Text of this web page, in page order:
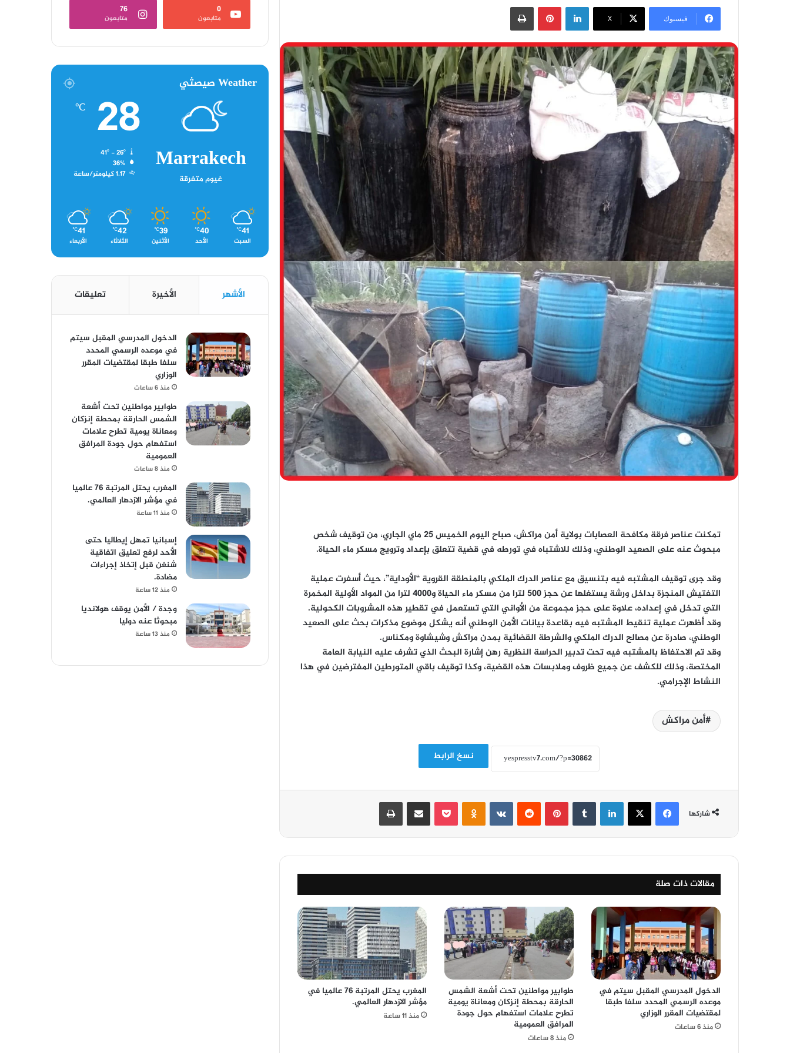
فيسبوك ‫X
لينكدإن بينتيريست
تمكنت عناصر فرقة مكافحة العصابات بولاية أمن مراكش، صباح اليوم الخميس 25 ماي الجاري، من توقيف شخص
مبحوث عنه على الصعيد الوطني، وذلك للاشتباه في تورطه في قضية تتعلق بإعداد وترويج مسكر ماء الحياة.
وقد جرى توقيف المشتبه فيه بتنسيق مع عناصر الدرك الملكي بالمنطقة القروية “الأوداية”، حيث أسفرت عملية
التفتيش المنجزة بداخل ورشة يستغلها عن حجز 500 لترا من مسكر ماء الحياة و4000 لترا من المواد الأولية المخمرة
التي تدخل في إعداده، علاوة على حجز مجموعة من الأواني التي تستعمل في تقطير هذه المشروبات الكحولية.
وقد أظهرت عملية تنقيط المشتبه فيه بقاعدة بيانات الأمن الوطني أنه يشكل موضوع مذكرات بحث على الصعيد
الوطني، صادرة عن مصالح الدرك الملكي والشرطة القضائية بمدن مراكش وشيشاوة ومكناس.
وقد تم الاحتفاظ بالمشتبه فيه تحت تدبير الحراسة النظرية رهن إشارة البحث الذي تشرف عليه النيابة العامة
المختصة، وذلك للكشف عن جميع ظروف وملابسات هذه القضية، وكذا توقيف باقي المتورطين المفترضين في هذا
النشاط الإجرامي.
أمن مراكش
نسخ الرابط
شاركها
فيسبوك ‫X لينكدإن بينتيريست مشاركة عبر البريد
مقالات ذات صلة
الدخول المدرسي المقبل سیتم في
موعده الرسمي المحدد سلفا طبقا
لمقتضیات المقرر الوزاري
منذ 6 ساعات
طوابير مواطنين تحت أشعة الشمس
الحارقة بمحطة إنزكان ومعاناة يومية
تطرح علامات استفهام حول جودة
المرافق العمومية
منذ 8 ساعات
المغرب يحتل المرتبة 76 عالميا في
مؤشر الازدهار العالمي.
منذ 11 ساعة
0
متابعون
76
متابعون
Weather صيصثي
Marrakech
غيوم متفرقة
28
℃
41º - 26º
36%
1.17 كيلومتر/ساعة
41
℃
السبت
40
℃
الأحد
39
℃
الأثنين
42
℃
الثلاثاء
41
℃
الأربعاء
الأشهر الأخيرة تعليقات
الدخول المدرسي المقبل سیتم
في موعده الرسمي المحدد
سلفا طبقا لمقتضیات المقرر
الوزاري
منذ 6 ساعات
طوابير مواطنين تحت أشعة
الشمس الحارقة بمحطة إنزكان
ومعاناة يومية تطرح علامات
استفهام حول جودة المرافق
العمومية
منذ 8 ساعات
المغرب يحتل المرتبة 76 عالميا
في مؤشر الازدهار العالمي.
منذ 11 ساعة
إسبانيا تمهل إيطاليا حتى
الأحد لرفع تعليق اتفاقية
شنغن قبل إتخاذ إجراءات
مضادة.
منذ 12 ساعة
وجدة / الأمن يوقف هولانديا
مبحوثا عنه دوليا
منذ 13 ساعة